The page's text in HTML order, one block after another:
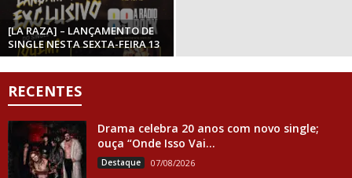
[LA RAZA] – LANÇAMENTO DE
SINGLE NESTA SEXTA-FEIRA 13
RECENTES
Drama celebra 20 anos com novo single;
ouça “Onde Isso Vai...
Destaque 07/08/2026